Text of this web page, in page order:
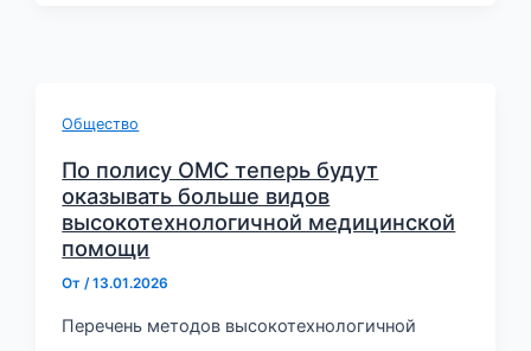
Общество
По полису ОМС теперь будут
оказывать больше видов
высокотехнологичной медицинской
помощи
От/13.01.2026
Перечень методов высокотехнологичной